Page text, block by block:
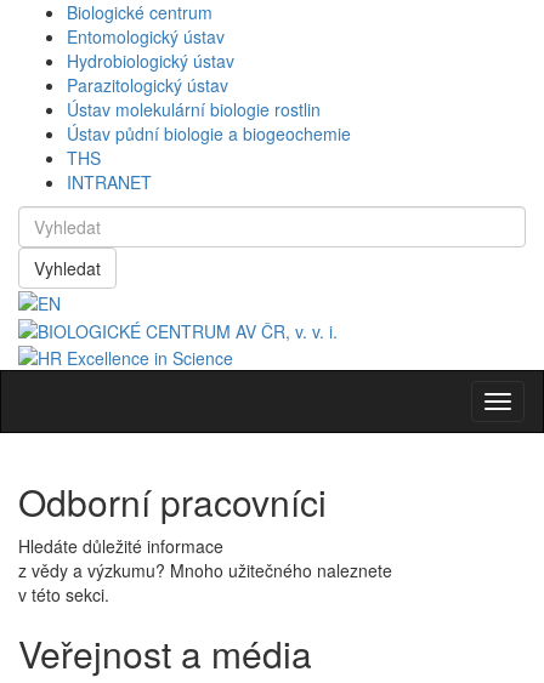
Biologické centrum
Entomologický ústav
Hydrobiologický ústav
Parazitologický ústav
Ústav molekulární biologie rostlin
Ústav půdní biologie a biogeochemie
THS
INTRANET
Vyhledat
Odborní pracovníci
Hledáte důležité informace
z vědy a výzkumu? Mnoho užitečného naleznete
v této sekci.
Veřejnost a média